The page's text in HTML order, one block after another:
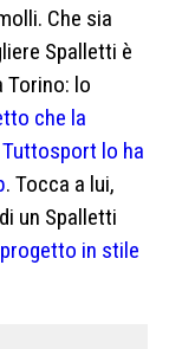
Che sia
Spalletti è
Torino: lo
che la
Tuttosport lo ha
. Tocca a lui,
un Spalletti
in stile